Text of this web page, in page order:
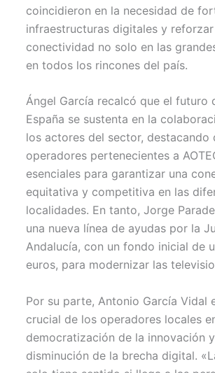
coincidieron en la necesidad de
infraestructuras digitales y
conectividad no solo en las
en todos los rincones del país.
Ángel García recalcó que el futuro
España se sustenta en la
los actores del sector, destacando
operadores pertenecientes a
esenciales para garantizar una
equitativa y competitiva en las
localidades. En tanto, Jorge
una nueva línea de ayudas por la
Andalucía, con un fondo inicial de
euros, para modernizar las
Por su parte, Antonio García Vidal
crucial de los operadores locales
democratización de la innovación
disminución de la brecha digital.